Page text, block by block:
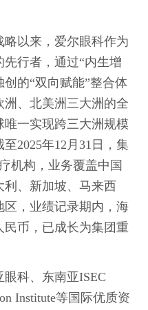
略以来，爱尔眼科作为
行者，通过“内生增
的“双向赋能”整合体
、北美洲三大洲的全
一实现跨三大洲规模
2025年12月31日，集
机构，业务覆盖中国
、新加坡、马来西
，业绩记录期内，海
币，已成长为集团重
科、东南亚ISEC
Institute等国际优质资